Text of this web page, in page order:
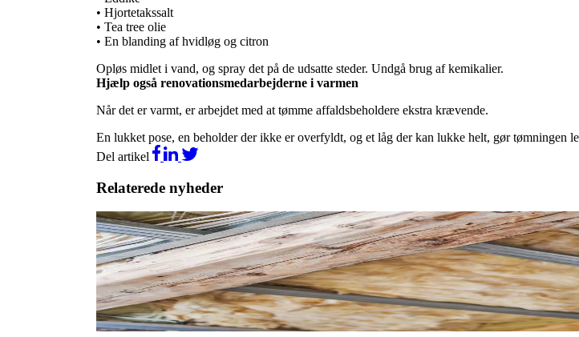
• Hjortetakssalt
• Tea tree olie
• En blanding af hvidløg og citron
Opløs midlet i vand, og spray det på de udsatte steder. Undgå brug af kemikalier.
Hjælp også renovationsmedarbejderne i varmen
Når det er varmt, er arbejdet med at tømme affaldsbeholdere ekstra krævende.
En lukket pose, en beholder der ikke er overfyldt, og et låg der kan lukke helt, gør tømningen
Del artikel
Relaterede nyheder